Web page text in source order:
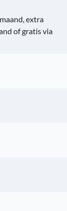
extra
of gratis via